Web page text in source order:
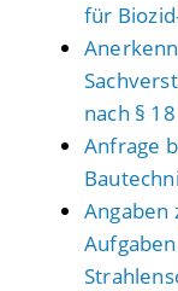
für
nach §
Anfrage
Angaben